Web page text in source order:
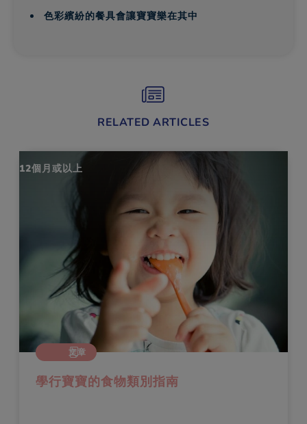
色彩繽紛的餐具會讓寶寶樂在其中
RELATED ARTICLES
12個月或以上
文章
學行寶寶的食物類別指南